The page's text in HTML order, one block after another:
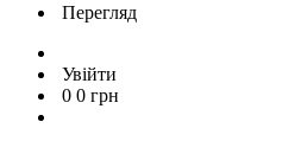
Перегляд
Увійти
0 0 грн